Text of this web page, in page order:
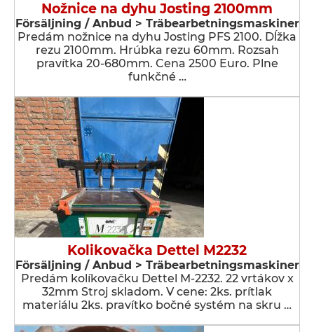
Nožnice na dyhu Josting 2100mm
Försäljning / Anbud > Träbearbetningsmaskiner
Predám nožnice na dyhu Josting PFS 2100. Dĺžka
rezu 2100mm. Hrúbka rezu 60mm. Rozsah
pravítka 20-680mm. Cena 2500 Euro. Plne
funkčné …
Kolikovačka Dettel M2232
Försäljning / Anbud > Träbearbetningsmaskiner
Predám kolíkovačku Dettel M-2232. 22 vrtákov x
32mm Stroj skladom. V cene: 2ks. prítlak
materiálu 2ks. pravítko bočné systém na skru …